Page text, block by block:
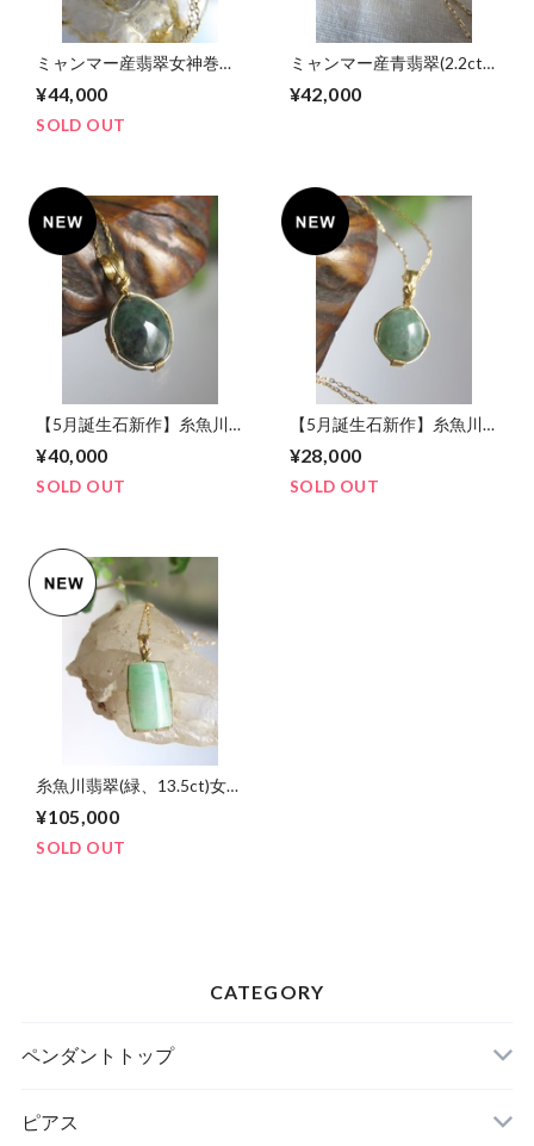
ミャンマー産翡翠女神巻き
¥44,000
SOLD OUT
ミャンマー産青翡翠(2.2ct)
¥42,000
【5月誕生石新作】糸魚川
ダントトップ
¥40,000
SOLD OUT
【5月誕生石新作】糸魚川
ダントトップ
¥28,000
SOLD OUT
糸魚川翡翠(緑、13.5ct)女神
¥105,000
SOLD OUT
CATEGORY
ペンダントトップ
ピアス